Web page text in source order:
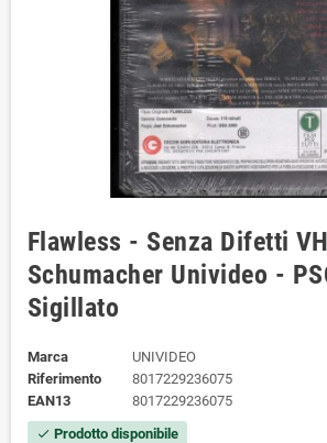
Flawless - Senza Difetti
Schumacher Univideo -
Sigillato
Marca
UNIVIDEO
Riferimento
8017229236075
EAN13
8017229236075
check Prodotto disponibile